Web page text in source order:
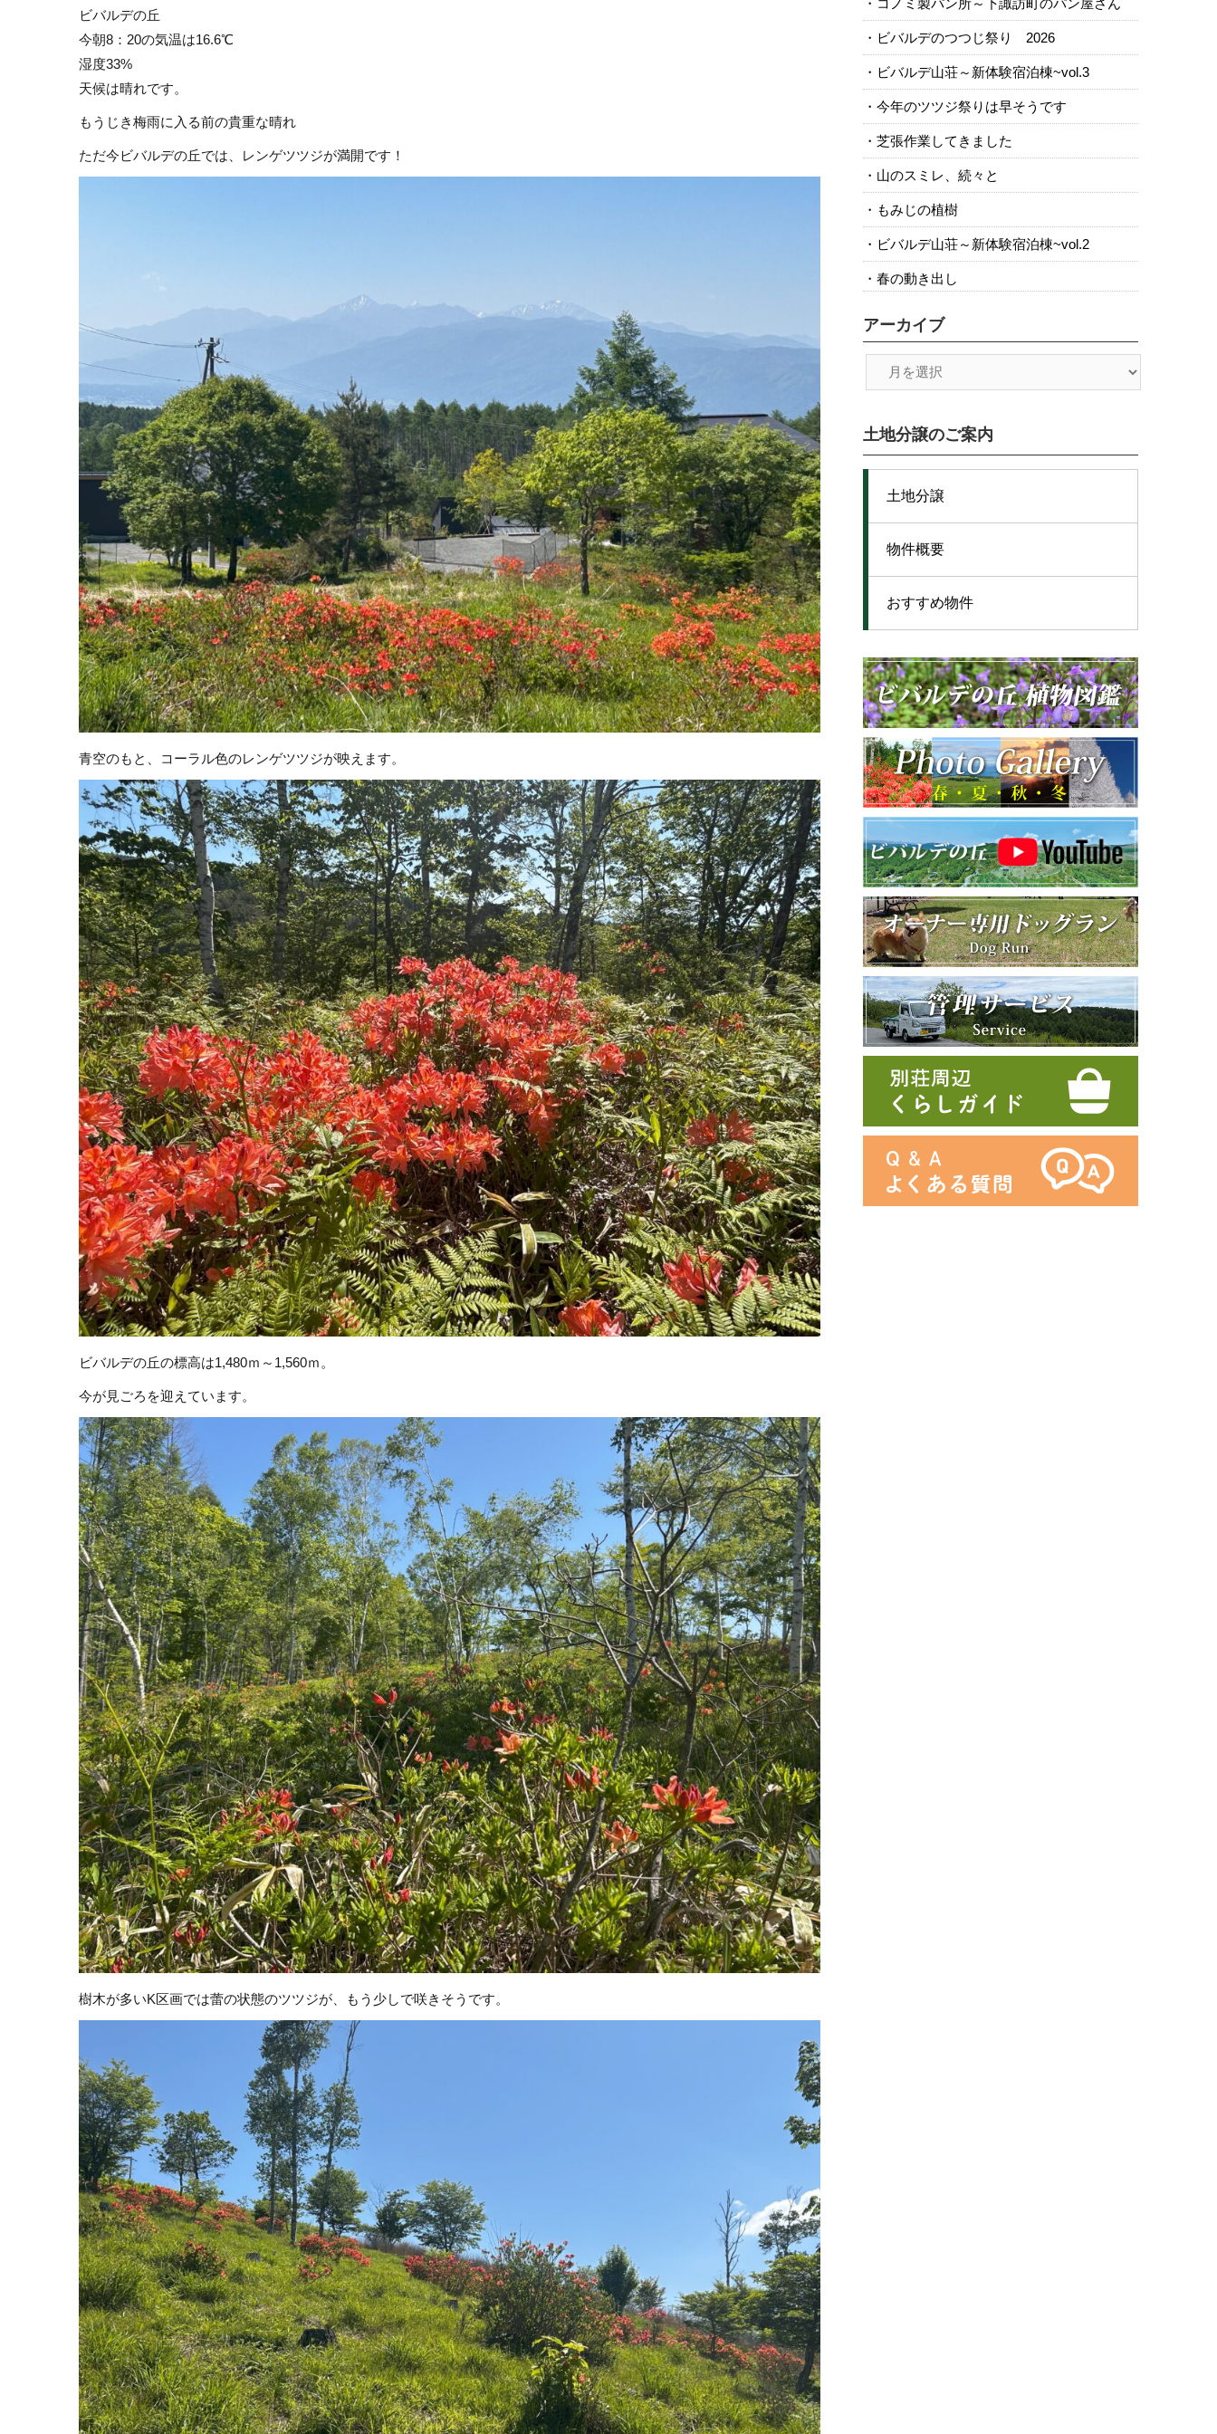
ビバルデの丘
今朝8：20の気温は16.6℃
湿度33%
天候は晴れです。
もうじき梅雨に入る前の貴重な晴れ
ただ今ビバルデの丘では、レンゲツツジが満開です！
青空のもと、コーラル色のレンゲツツジが映えます。
ビバルデの丘の標高は1,480ｍ～1,560ｍ。
今が見ごろを迎えています。
樹木が多いK区画では蕾の状態のツツジが、もう少しで咲きそうです。
コノミ製パン所～下諏訪町のパン屋さん
ビバルデのつつじ祭り 2026
ビバルデ山荘～新体験宿泊棟~vol.3
今年のツツジ祭りは早そうです
芝張作業してきました
山のスミレ、続々と
もみじの植樹
ビバルデ山荘～新体験宿泊棟~vol.2
春の動き出し
アーカイブ
土地分譲のご案内
土地分譲
物件概要
おすすめ物件